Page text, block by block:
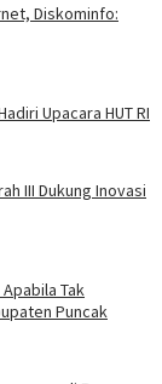
Diskominfo:
Upacara HUT RI
III Dukung Inovasi
Tak
Puncak